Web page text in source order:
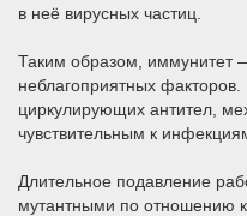
в неё вирусных частиц.
Таким образом, иммунитет
неблагоприятных
циркулирующих антител,
чувствительным к
Длительное подавление
мутантными по отношению